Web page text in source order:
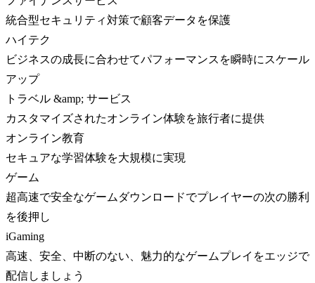
統合型セキュリティ対策で顧客データを保護
ハイテク
ビジネスの成長に合わせてパフォーマンスを瞬時にスケール
アップ
トラベル &amp; サービス
カスタマイズされたオンライン体験を旅行者に提供
オンライン教育
セキュアな学習体験を大規模に実現
ゲーム
超高速で安全なゲームダウンロードでプレイヤーの次の勝利
を後押し
iGaming
高速、安全、中断のない、魅力的なゲームプレイをエッジで
配信しましょう